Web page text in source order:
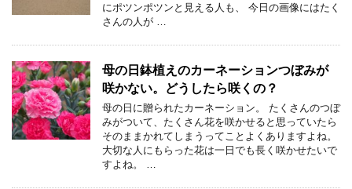
にポツンポツンと見える人も、 今日の画像にはたく
さんの人が …
母の日鉢植えのカーネーションつぼみが
咲かない。どうしたら咲くの？
母の日に贈られたカーネーション。 たくさんのつぼ
みがついて、たくさん花を咲かせると思っていたら
そのままかれてしまうってことよくありますよね。
大切な人にもらった花は一日でも長く咲かせたいで
すよね。 …